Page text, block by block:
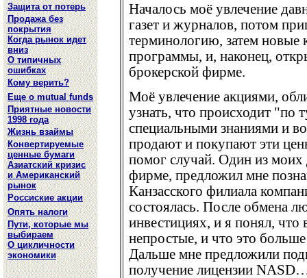
Защита от потерь
Продажа без
покрытия
Когда рынок идет
вниз
О типичных
ошибках
Кому верить?
Еще о mutual funds
Приятные новости
1998 года
Жизнь взаймы
Конвертируемые
ценные бумаги
Азиатский кризис
и Американский
рынок
Россиские акции
Опять налоги
Пути, которые мы
выбираем
О цикличности
экономики
Началось моё увлечение
газет и журналов, потом
терминологию, затем
программы, и, наконец,
брокерской фирме.
Моё увлечение акциями,
узнать, что происходит "по
специальными знаниями и
продают и покупают эти
помог случай. Один из
фирме, предложил мне
Канзасского филиала
состоялась. После обмена
инвестициях, и я понял,
непростые, и что это
Дальше мне предложили
получение лицензии